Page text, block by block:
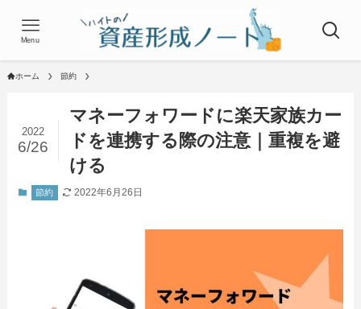
Menu
ホーム 節約
マネーフォワードに楽天家族カー
ドを連携する際の注意｜重複を避
ける
2022
6/26
節約 2022年6月26日